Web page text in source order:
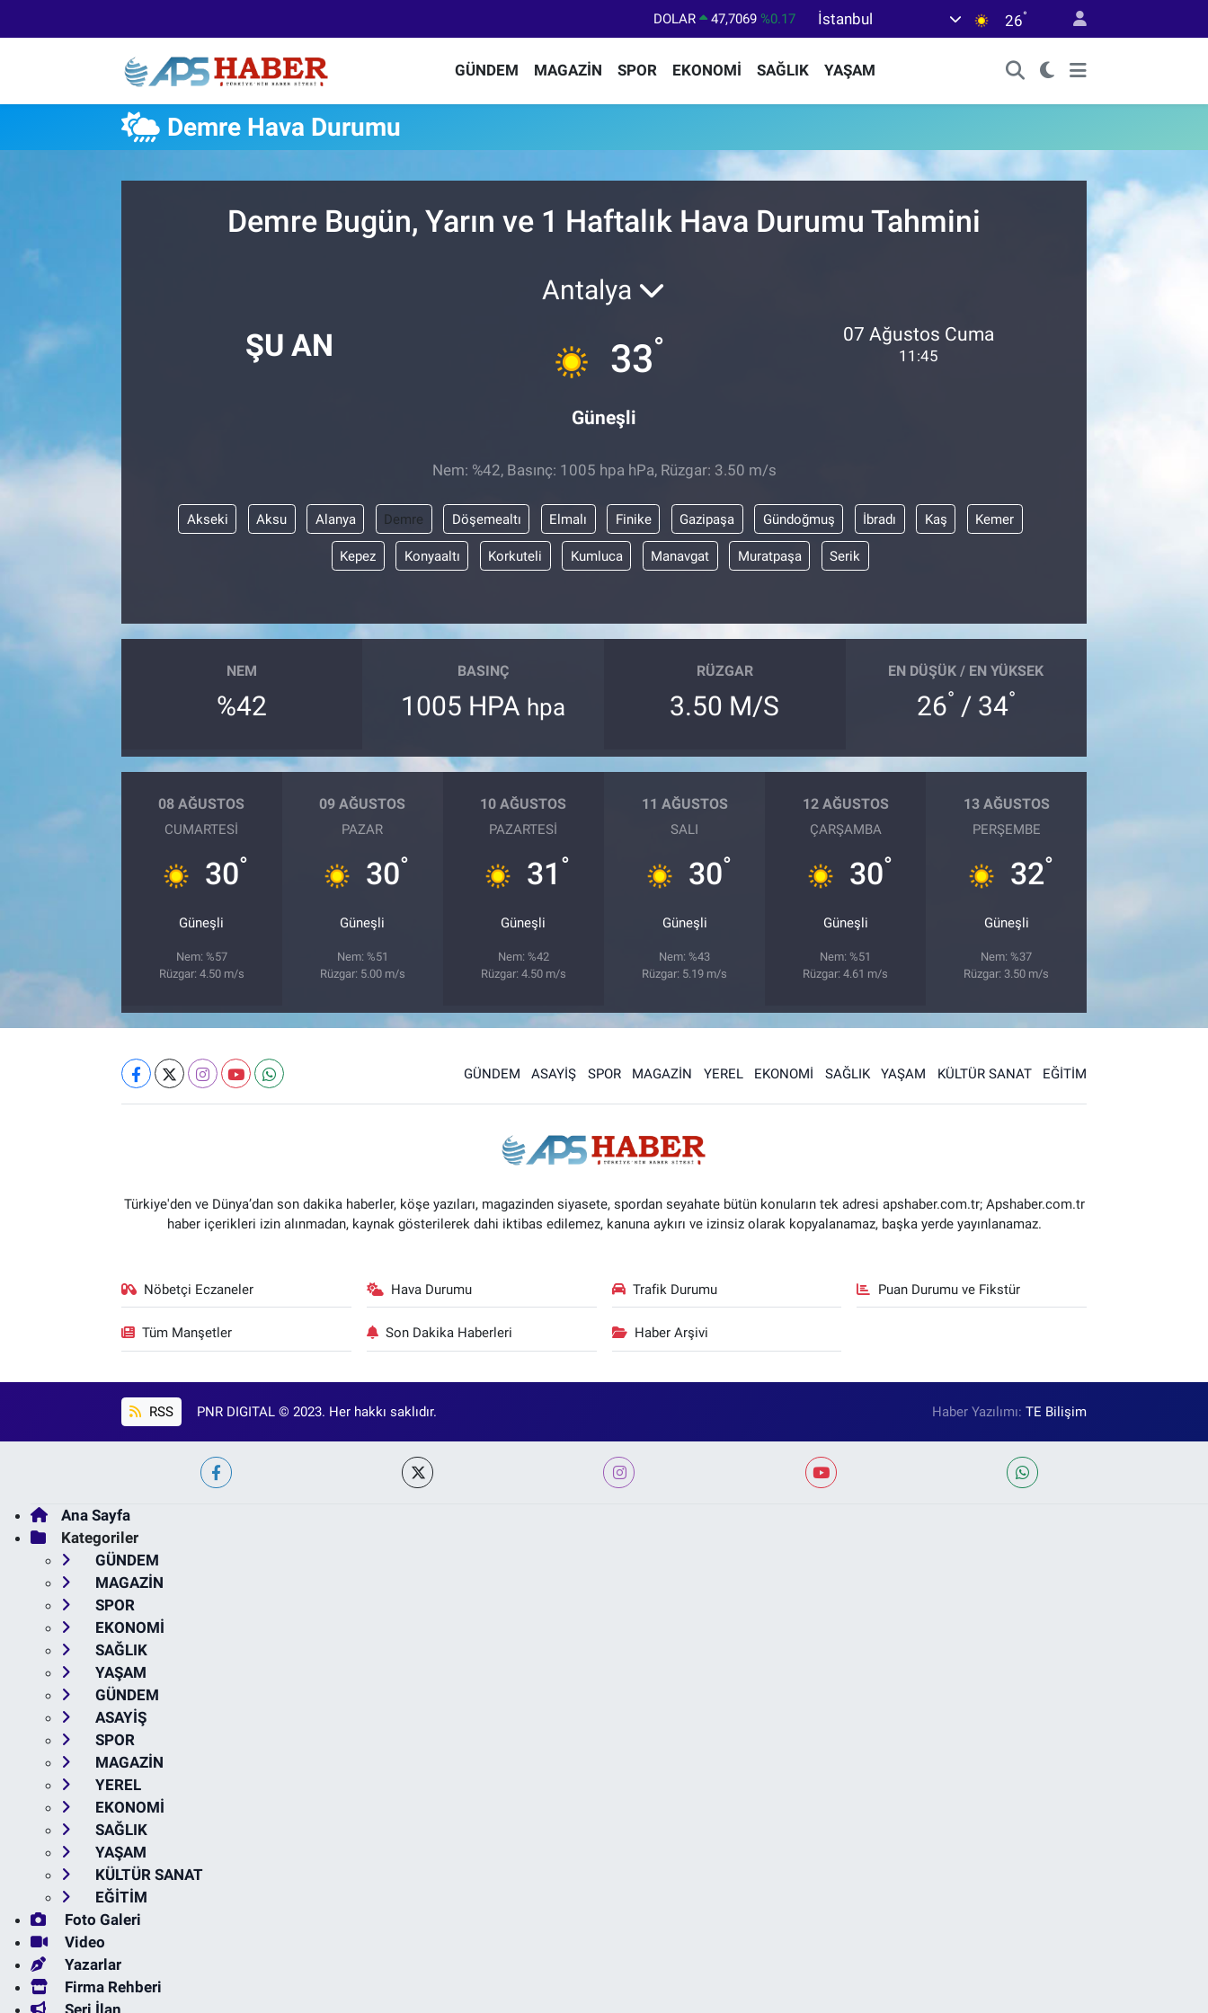
DOLAR 47,7069 %0.17
BİST100
13.887 %64
BITCOIN
64.360,53 %-0.76
İstanbul 26°
GÜNDEM MAGAZİN SPOR EKONOMİ SAĞLIK YAŞAM
Demre Hava Durumu
Demre Bugün, Yarın ve 1 Haftalık Hava Durumu Tahmini
ŞU AN
Antalya
33°
Güneşli
07 Ağustos Cuma
11:45
Nem: %42, Basınç: 1005 hpa hPa, Rüzgar: 3.50 m/s
Akseki Aksu Alanya Demre Döşemealtı Elmalı Finike Gazipaşa Gündoğmuş İbradı Kaş Kemer
Kepez Konyaaltı Korkuteli Kumluca Manavgat Muratpaşa Serik
NEM
%42
BASINÇ
1005 HPA hpa
RÜZGAR
3.50 M/S
EN DÜŞÜK / EN YÜKSEK
26° / 34°
08 AĞUSTOS
CUMARTESI
30°
Güneşli
Nem: %57
Rüzgar: 4.50 m/s
09 AĞUSTOS
PAZAR
30°
Güneşli
Nem: %51
Rüzgar: 5.00 m/s
10 AĞUSTOS
PAZARTESI
31 °
Güneşli
Nem: %42
Rüzgar: 4.50 m/s
11 AĞUSTOS
SALI
30°
Güneşli
Nem: %43
Rüzgar: 5.19 m/s
12 AĞUSTOS
ÇARŞAMBA
30°
Güneşli
Nem: %51
Rüzgar: 4.61 m/s
13 AĞUSTOS
PERŞEMBE
32°
Güneşli
Nem: %37
Rüzgar: 3.50 m/s
GÜNDEM ASAYİŞ SPOR MAGAZİN YEREL EKONOMİ SAĞLIK YAŞAM KÜLTÜR SANAT EĞİTİM
Türkiye'den ve Dünya’dan son dakika haberler, köşe yazıları, magazinden siyasete, spordan seyahate bütün konuların tek adresi apshaber.com.tr; Apshaber.com.tr
haber içerikleri izin alınmadan, kaynak gösterilerek dahi iktibas edilemez, kanuna aykırı ve izinsiz olarak kopyalanamaz, başka yerde yayınlanamaz.
Nöbetçi Eczaneler Hava Durumu Trafik Durumu Puan Durumu ve Fikstür
Tüm Manşetler Son Dakika Haberleri Haber Arşivi
RSS PNR DIGITAL © 2023. Her hakkı saklıdır. Haber Yazılımı:TE Bilişim
Ana Sayfa
Kategoriler
GÜNDEM
MAGAZİN
SPOR
EKONOMİ
SAĞLIK
YAŞAM
GÜNDEM
ASAYİŞ
SPOR
MAGAZİN
YEREL
EKONOMİ
SAĞLIK
YAŞAM
KÜLTÜR SANAT
EĞİTİM
Foto Galeri
Video
Yazarlar
Firma Rehberi